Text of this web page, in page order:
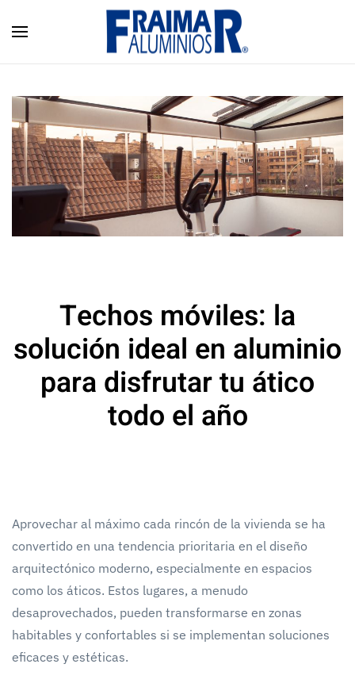
Skip to main content
Techos móviles: la
solución ideal en aluminio
para disfrutar tu ático
todo el año
Aprovechar al máximo cada rincón de la vivienda se ha
convertido en una tendencia prioritaria en el diseño
arquitectónico moderno, especialmente en espacios
como los áticos. Estos lugares, a menudo
desaprovechados, pueden transformarse en zonas
habitables y confortables si se implementan soluciones
eficaces y estéticas.